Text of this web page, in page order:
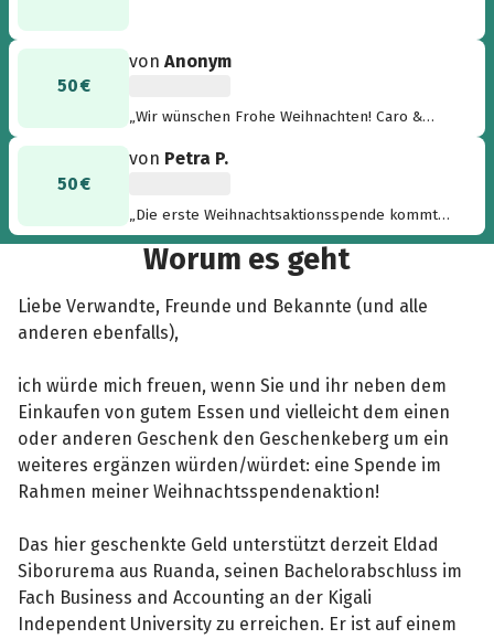
50 €
vonAnonym
„Wir wünschen Frohe Weihnachten! Caro &
50 €
von Petra P.
„Die erste Weihnachtsaktionsspende kommt
von Regina & Johannes. Herzlichen Dank!“
Worum es geht
Liebe Verwandte, Freunde und Bekannte (und alle
anderen ebenfalls),
ich würde mich freuen, wenn Sie und ihr neben dem
Einkaufen von gutem Essen und vielleicht dem einen
oder anderen Geschenk den Geschenkeberg um ein
weiteres ergänzen würden/würdet: eine Spende im
Rahmen meiner Weihnachtsspendenaktion!
Das hier geschenkte Geld unterstützt derzeit Eldad
Siborurema aus Ruanda, seinen Bachelorabschluss im
Fach Business and Accounting an der Kigali
Independent University zu erreichen. Er ist auf einem